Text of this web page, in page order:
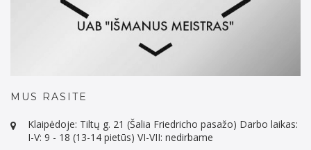
MUS RASITE
Klaipėdoje: Tiltų g. 21 (Šalia Friedricho pasažo) Darbo laikas:
I-V: 9 - 18 (13-14 pietūs) VI-VII: nedirbame